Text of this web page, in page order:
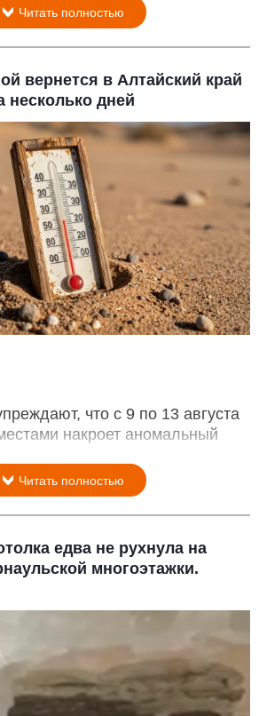
Читать полностью
вернется в Алтайский край
несколько дней
что с 9 по 13 августа
накроет аномальный
Читать полностью
едва не рухнула на
многоэтажки.